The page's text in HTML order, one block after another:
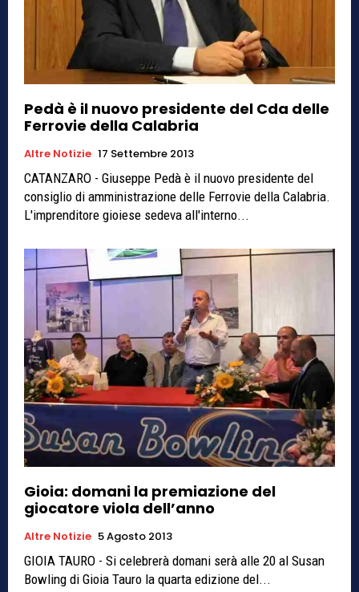
Pedà è il nuovo presidente del Cda delle
Ferrovie della Calabria
Altre Notizie 17 Settembre 2013
CATANZARO - Giuseppe Pedà è il nuovo presidente del
consiglio di amministrazione delle Ferrovie della Calabria.
L'imprenditore gioiese sedeva all'interno...
Gioia: domani la premiazione del
giocatore viola dell’anno
Altre Notizie 5 Agosto 2013
GIOIA TAURO - Si celebrerà domani serà alle 20 al Susan
Bowling di Gioia Tauro la quarta edizione del...